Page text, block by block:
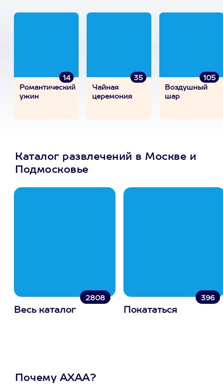
14
Романтический
ужин
35
Чайная
церемония
105
Воздушный
шар
Каталог развлечений в Москве и
Подмосковье
2808
Весь каталог
396
Покататься
Почему АХАА?